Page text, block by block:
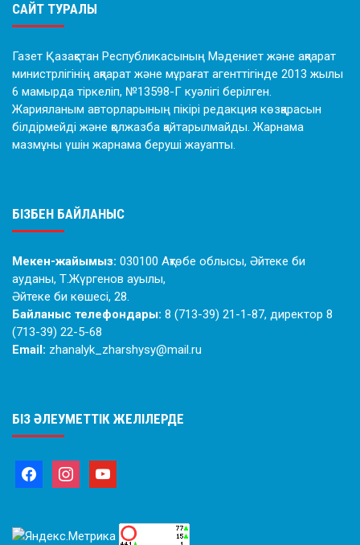
САЙТ ТУРАЛЫ
Газет Қазақстан Республикасының Мәдениет және ақпарат
министрлігінің ақпарат және мұрағат агенттігінде 2013 жылы
6 мамырда тіркеліп, №13598-Г куәлігі берілген.
Жарияланым авторларының пікірі редакция көзқарасын
білдірмейді және қолжазба қайтарылмайды. Жарнама
мазмұны үшін жарнама беруші жауапты.
БІЗБЕН БАЙЛАНЫС
Мекен-жайымыз: 030100 Ақтөбе облысы, Әйтеке би
ауданы, Т.Жүргенов ауылы,
Әйтеке би көшесі, 28.
Байланыс телефондары: 8 (713-39) 21-1-87, директор 8
(713-39) 22-5-68
Email: zhanalyk_zharshysy@mail.ru
БІЗ ӘЛЕУМЕТТІК ЖЕЛІЛЕРДЕ